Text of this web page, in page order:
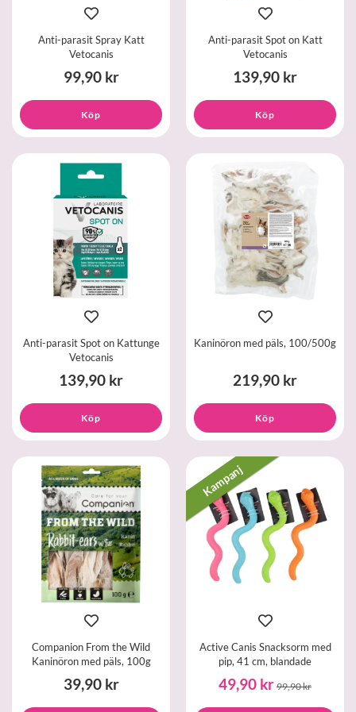
Anti-parasit Spray Katt
Vetocanis
99,90 kr
Köp
Anti-parasit Spot on Katt
Vetocanis
139,90 kr
Köp
Anti-parasit Spot on Kattunge
Vetocanis
139,90 kr
Köp
Kaninöron med päls, 100/500g
219,90 kr
Köp
Companion From the Wild
Kaninöron med päls, 100g
39,90 kr
Kampanj
Active Canis Snacksorm med
pip, 41 cm, blandade
49,90 kr 99,90 kr